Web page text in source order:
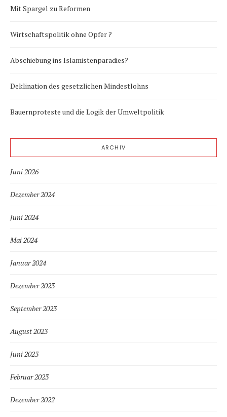
Mit Spargel zu Reformen
Wirtschaftspolitik ohne Opfer ?
Abschiebung ins Islamistenparadies?
Deklination des gesetzlichen Mindestlohns
Bauernproteste und die Logik der Umweltpolitik
ARCHIV
Juni 2026
Dezember 2024
Juni 2024
Mai 2024
Januar 2024
Dezember 2023
September 2023
August 2023
Juni 2023
Februar 2023
Dezember 2022